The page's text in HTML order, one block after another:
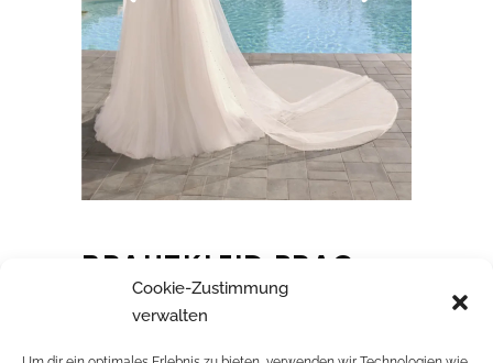
Cookie-Zustimmung
verwalten
BRAUTKLEID PRAG